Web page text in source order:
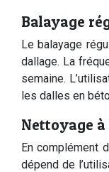
Balayage
Le balayage
dallage. La
semaine.
les dalles en
Nettoyage à
En complément
dépend de